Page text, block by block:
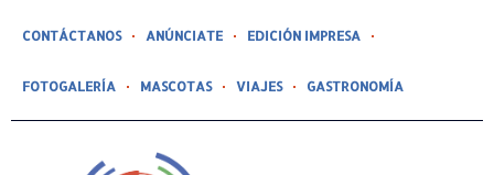
CONTÁCTANOS ANÚNCIATE EDICIÓN IMPRESA
FOTOGALERÍA MASCOTAS VIAJES GASTRONOMÍA